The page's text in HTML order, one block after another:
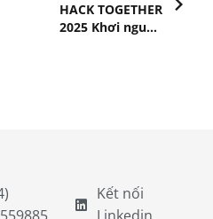
HACK TOGETHER
2025 Khơi nguồn
Kết nối